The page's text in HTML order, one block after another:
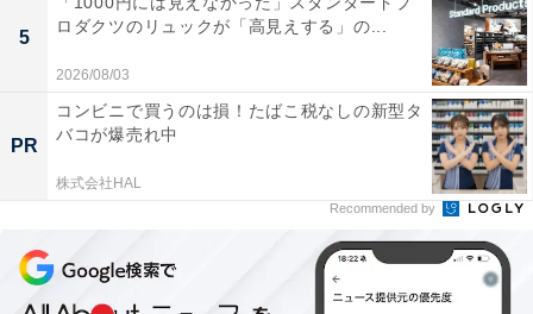
サウナの室温と水風呂のバランスが良く、露天エリ
アにあるデッキチェアでの休憩が「ととのう」のに
施設全体が清潔に保たれており、お食事処のメニュ
ーも充実しているため、家族連れや仕事帰りでも気
5
ロダクツのリュックが「高見えする」の...
2026/08/03
PR
コンビニで買うのは損！たばこ税なしの新型タ
バコが爆売れ中
株式会社HAL
Recommended by